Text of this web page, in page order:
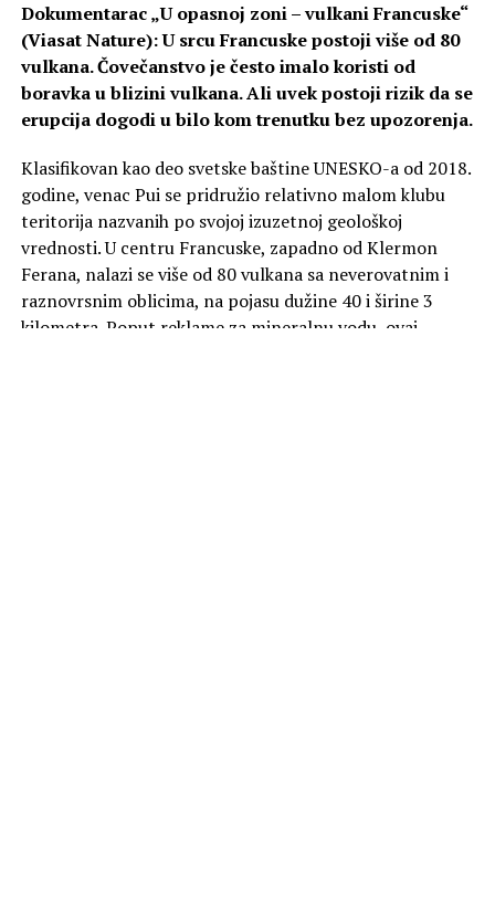
Dokumentarac „U opasnoj zoni – vulkani Francuske“
(Viasat Nature): U srcu Francuske postoji više od 80
vulkana. Čovečanstvo je često imalo koristi od
boravka u blizini vulkana. Ali uvek postoji rizik da se
erupcija dogodi u bilo kom trenutku bez upozorenja.
Klasifikovan kao deo svetske baštine UNESKO-a od 2018.
godine, venac Pui se pridružio relativno malom klubu
teritorija nazvanih po svojoj izuzetnoj geološkoj
vrednosti. U centru Francuske, zapadno od Klermon
Ferana, nalazi se više od 80 vulkana sa neverovatnim i
raznovrsnim oblicima, na pojasu dužine 40 i širine 3
kilometra. Poput reklame za mineralnu vodu, ovaj